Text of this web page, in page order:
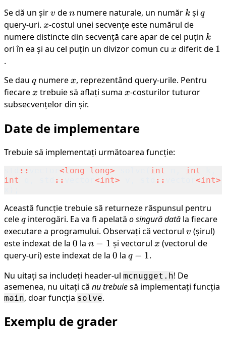
Se dă un șirv
v den
nnumere naturale, un număr k
k șiq
q
query-uri. x
x-costul unei secvențe este numărul de
numere distincte din secvență care apar de cel puțin k
k
ori în ea și au cel puțin un divizor comun cu x
x diferit de 1
1
.
Se dau q
qnumerex
x, reprezentând query-urile. Pentru
fiecarex
x trebuie să aflați suma x
x-costurilor tuturor
subsecvențelor din șir.
Date de implementare
Trebuie să implementați următoarea funcție:
:: <long long> int int
int
:: <int> :: <int>
Această funcție trebuie să returneze răspunsul pentru
celeq
qinterogări. Ea va fi apelată o singură datăla fiecare
executare a programului. Observați că vectorul v
v (șirul)
este indexat de la 0
0 la n-
1
n − 1 și vectorul x
x (vectorul de
query-uri) este indexat de la 0
0 la q-
q − 1.
Nu uitați sa includeți header-ul mcnugget.h! De
asemenea, nu uitați că nu trebuiesă implementați funcția
main, doar funcția solve.
Exemplu de grader